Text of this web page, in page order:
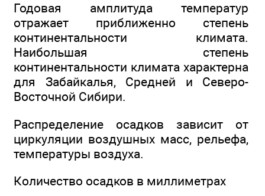
Годовая амплитуда температур
отражает приближенно степень
континентальности климата.
Наибольшая степень
континентальности климата характерна
для Забайкалья, Средней и Северо-
Восточной Сибири.
Распределение осадков зависит от
циркуляции воздушных масс, рельефа,
температуры воздуха.
Количество осадков в миллиметрах